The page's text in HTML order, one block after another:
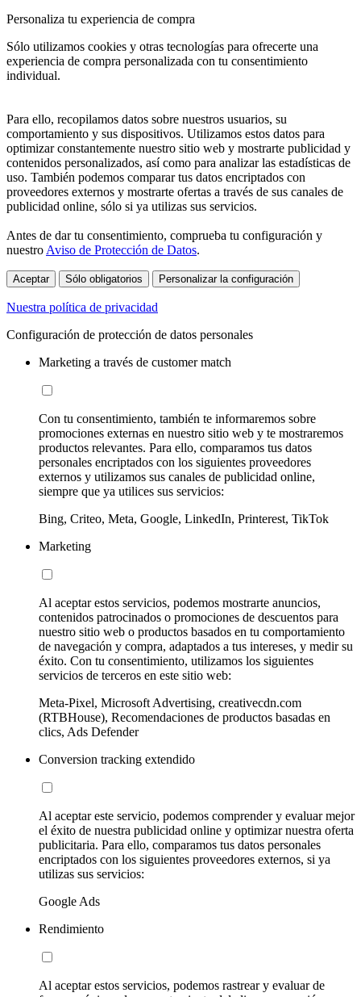
Personaliza tu experiencia de compra
Sólo utilizamos cookies y otras tecnologías para ofrecerte una
experiencia de compra personalizada con tu consentimiento
individual.
Para ello, recopilamos datos sobre nuestros usuarios, su
comportamiento y sus dispositivos. Utilizamos estos datos para
optimizar constantemente nuestro sitio web y mostrarte publicidad y
contenidos personalizados, así como para analizar las estadísticas de
uso. También podemos comparar tus datos encriptados con
proveedores externos y mostrarte ofertas a través de sus canales de
publicidad online, sólo si ya utilizas sus servicios.
Antes de dar tu consentimiento, comprueba tu configuración y
nuestro Aviso de Protección de Datos.
Aceptar Sólo obligatorios Personalizar la configuración
Nuestra política de privacidad
Configuración de protección de datos personales
Marketing a través de customer match
Con tu consentimiento, también te informaremos sobre
promociones externas en nuestro sitio web y te mostraremos
productos relevantes. Para ello, comparamos tus datos
personales encriptados con los siguientes proveedores
externos y utilizamos sus canales de publicidad online,
siempre que ya utilices sus servicios:
Bing, Criteo, Meta, Google, LinkedIn, Printerest, TikTok
Marketing
Al aceptar estos servicios, podemos mostrarte anuncios,
contenidos patrocinados o promociones de descuentos para
nuestro sitio web o productos basados en tu comportamiento
de navegación y compra, adaptados a tus intereses, y medir su
éxito. Con tu consentimiento, utilizamos los siguientes
servicios de terceros en este sitio web:
Meta-Pixel, Microsoft Advertising, creativecdn.com
(RTBHouse), Recomendaciones de productos basadas en
clics, Ads Defender
Conversion tracking extendido
Al aceptar este servicio, podemos comprender y evaluar mejor
el éxito de nuestra publicidad online y optimizar nuestra oferta
publicitaria. Para ello, comparamos tus datos personales
encriptados con los siguientes proveedores externos, si ya
utilizas sus servicios:
Google Ads
Rendimiento
Al aceptar estos servicios, podemos rastrear y evaluar de